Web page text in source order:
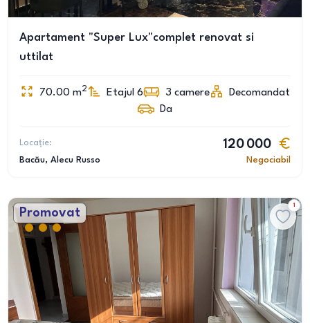
Apartament "Super Lux"complet renovat si
uttilat
70.00 m2 Etajul 6 3 camere
Decomandat
Da
Locație:
Bacău, Alecu Russo
120 000
Negociabil
Promovat
1